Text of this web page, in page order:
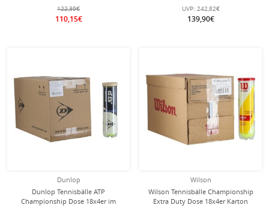
122,39€
110,15€
UVP: 242,82€
139,90€
Dunlop
Dunlop Tennisbälle ATP
Championship Dose 18x4er im
Wilson
Wilson Tennisbälle Championship
Extra Duty Dose 18x4er Karton